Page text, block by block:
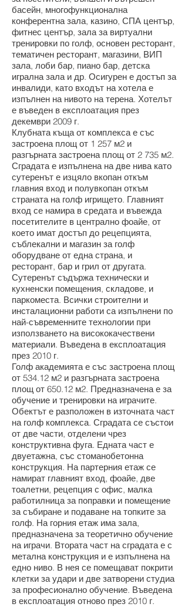
басейн, многофункционална
конферентна зала, казино, СПА център,
фитнес център, зала за виртуални
тренировки по голф, основен ресторант,
тематичен ресторант, магазини, ВИП
зала, лоби бар, пиано бар, детска
игрална зала и др. Осигурен е достъп за
инвалиди, като входът на хотела е
изпълнен на нивото на терена. Хотелът
е въведен в експлоатация през
декември 2009 г.
Клубната къща от комплекса е със
застроена площ от 1 257 м2 и
разгърната застроена площ от 2 735 м2.
Сградата е изпълнена на две нива като
сутеренът е изцяло вкопан откъм
главния вход и полувкопан откъм
страната на голф игрището. Главният
вход се намира в средата и въвежда
посетителите в централно фоайе, от
което имат достъп до рецепцията,
съблекални и магазин за голф
оборудване от една страна, и
ресторант, бар и грил от другата.
Сутеренът съдържа технически и
кухненски помещения, складове, и
паркоместа. Всички строителни и
инсталационни работи са изпълнени по
най-съвременните технологии при
използването на висококачествени
материали. Въведена в експлоатация
през 2010 г.
Голф академията е със застроена площ
от 534.12 м2 и разгърната застроена
площ от 650.12 м2. Предназначена е за
обучение и тренировки на играчите.
Обектът е разположен в източната част
на голф комплекса. Сградата се състои
от две части, отделени чрез
конструктивна фуга. Едната част е
двуетажна, със стоманобетонна
конструкция. На партерния етаж се
намират главният вход, фоайе, две
тоалетни, рецепция с офис, малка
работилница за поправки и помещение
за събиране и подаване на топките за
голф. На горния етаж има зала,
предназначена за теоретично обучение
на играчи. Втората част на сградата е с
метална конструкция и е изпълнена на
едно ниво. В нея се помещават покрити
клетки за удари и две затворени студиа
за професионално обучение. Въведена
в експлоатация отново през 2010 г.